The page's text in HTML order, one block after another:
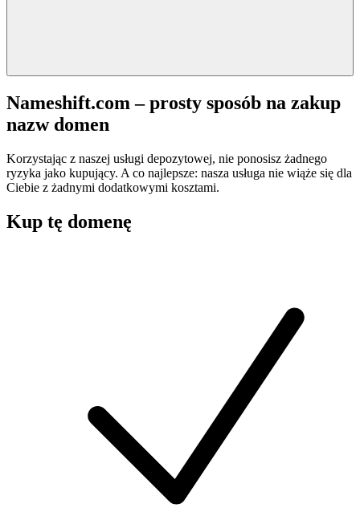
Nameshift.com – prosty sposób na zakup
nazw domen
Korzystając z naszej usługi depozytowej, nie ponosisz żadnego
ryzyka jako kupujący. A co najlepsze: nasza usługa nie wiąże się dla
Ciebie z żadnymi dodatkowymi kosztami.
Kup tę domenę